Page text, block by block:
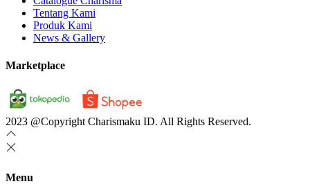
Tentang Kami
Produk Kami
News & Gallery
Marketplace
2023 @Copyright Charismaku ID. All Rights Reserved.
Menu